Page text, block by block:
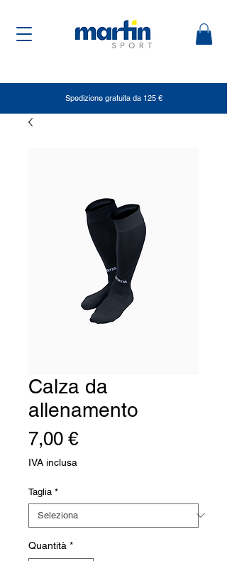
Spedizione gratuita da 125 €
Calza da
allenamento
7,00 €Prezzo
IVA inclusa
Taglia *
Quantità *